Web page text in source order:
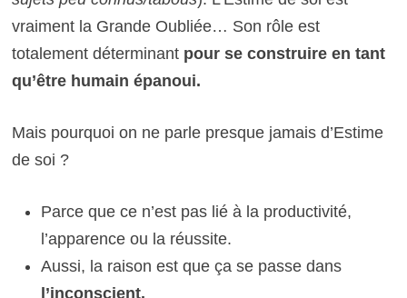
vraiment la Grande Oubliée… Son rôle est
totalement déterminant pour se construire en tant
qu’être humain épanoui.
Mais pourquoi on ne parle presque jamais d’Estime
de soi ?
Parce que ce n’est pas lié à la productivité,
l’apparence ou la réussite.
Aussi, la raison est que ça se passe dans
l’inconscient.